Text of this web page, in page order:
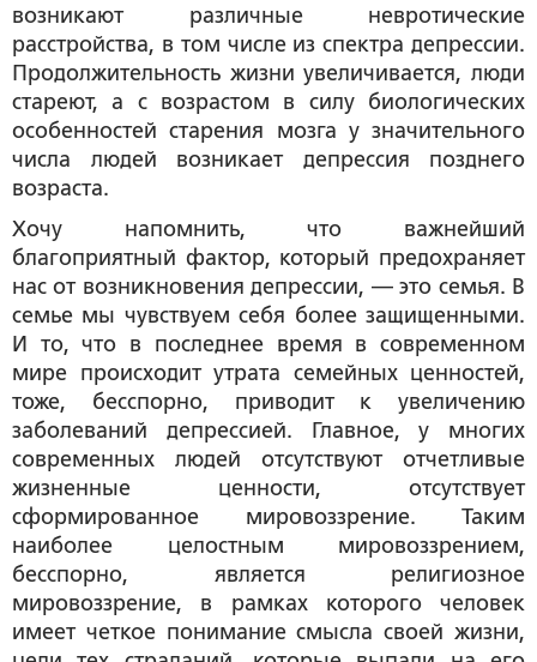
возникают различные невротические
расстройства, в том числе из спектра депрессии.
Продолжительность жизни увеличивается, люди
стареют, а с возрастом в силу биологических
особенностей старения мозга у значительного
числа людей возникает депрессия позднего
возраста.
Хочу напомнить, что важнейший
благоприятный фактор, который предохраняет
нас от возникновения депрессии, — это семья. В
семье мы чувствуем себя более защищенными.
И то, что в последнее время в современном
мире происходит утрата семейных ценностей,
тоже, бесспорно, приводит к увеличению
заболеваний депрессией. Главное, у многих
современных людей отсутствуют отчетливые
жизненные ценности, отсутствует
сформированное мировоззрение. Таким
наиболее целостным мировоззрением,
бесспорно, является религиозное
мировоззрение, в рамках которого человек
имеет четкое понимание смысла своей жизни,